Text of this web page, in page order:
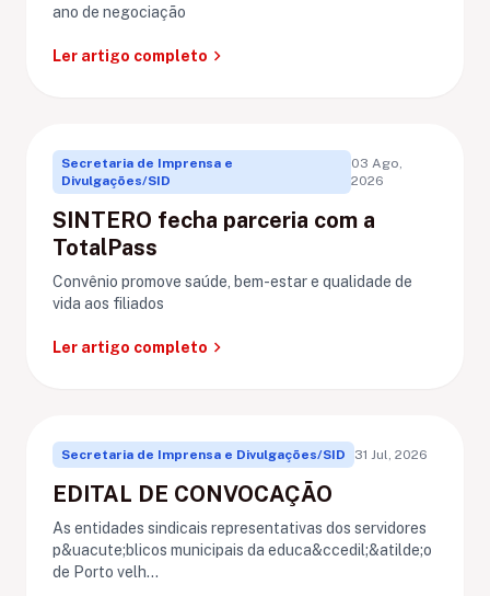
ano de negociação
Ler artigo completo chevron_right
Secretaria de Imprensa e
Divulgações/SID
03 Ago,
2026
SINTERO fecha parceria com a
TotalPass
Convênio promove saúde, bem-estar e qualidade de
vida aos filiados
Ler artigo completo chevron_right
Secretaria de Imprensa e Divulgações/SID 31 Jul, 2026
EDITAL DE CONVOCAÇÃO
As entidades sindicais representativas dos servidores
p&uacute;blicos municipais da educa&ccedil;&atilde;o
de Porto velh...